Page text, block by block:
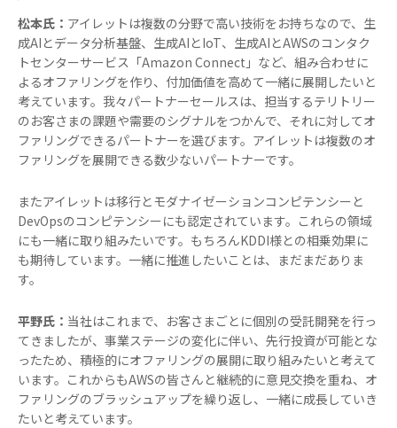
松本氏： アイレットは複数の分野で高い技術をお持ちなので、生
成AIとデータ分析基盤、生成AIとIoT、生成AIとAWSのコンタク
トセンターサービス「Amazon Connect」など、組み合わせに
よるオファリングを作り、付加価値を高めて一緒に展開したいと
考えています。我々パートナーセールスは、担当するテリトリー
のお客さまの課題や需要のシグナルをつかんで、それに対してオ
ファリングできるパートナーを選びます。アイレットは複数のオ
ファリングを展開できる数少ないパートナーです。
またアイレットは移行とモダナイゼーションコンピテンシーと
DevOpsのコンピテンシーにも認定されています。これらの領域
にも一緒に取り組みたいです。もちろんKDDI様との相乗効果に
も期待しています。一緒に推進したいことは、まだまだありま
す。
平野氏： 当社はこれまで、お客さまごとに個別の受託開発を行っ
てきましたが、事業ステージの変化に伴い、先行投資が可能とな
ったため、積極的にオファリングの展開に取り組みたいと考えて
います。これからもAWSの皆さんと継続的に意見交換を重ね、オ
ファリングのブラッシュアップを繰り返し、一緒に成長していき
たいと考えています。